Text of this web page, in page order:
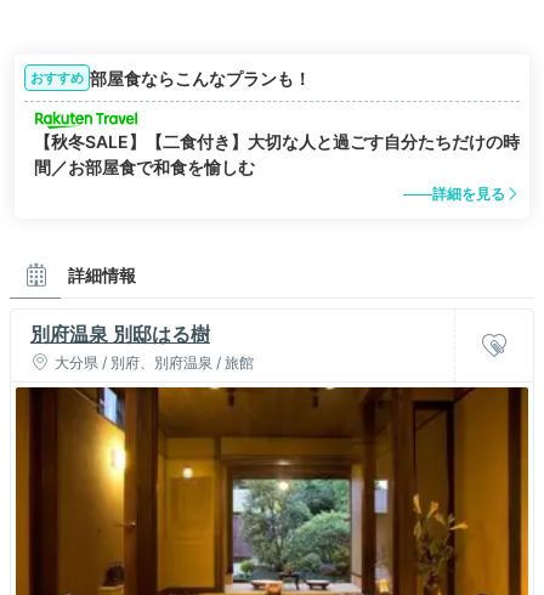
おすすめ 部屋食ならこんなプランも！
【秋冬SALE】【二食付き】大切な人と過ごす自分たちだけの時
間／お部屋食で和食を愉しむ
詳細を見る
詳細情報
別府温泉 別邸はる樹
大分県 / 別府、別府温泉 / 旅館